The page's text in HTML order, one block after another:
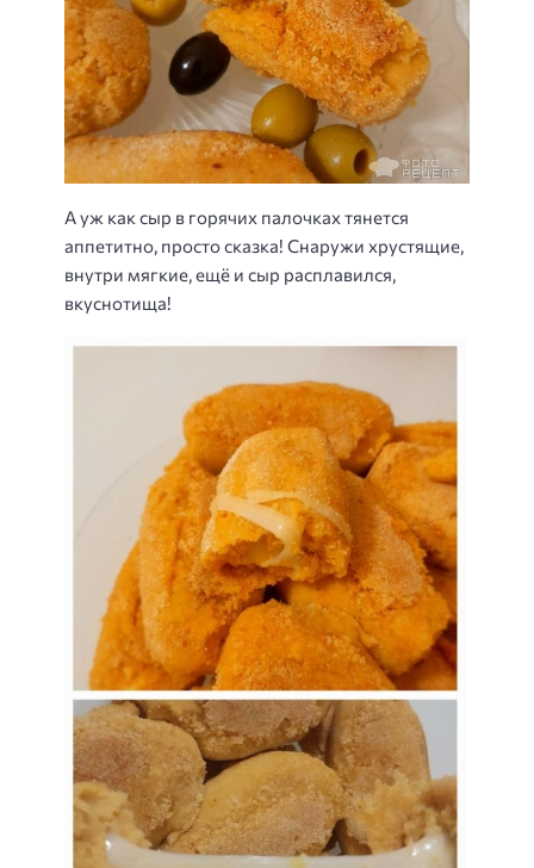
А уж как сыр в горячих палочках тянется
аппетитно, просто сказка! Снаружи хрустящие,
внутри мягкие, ещё и сыр расплавился,
вкуснотища!